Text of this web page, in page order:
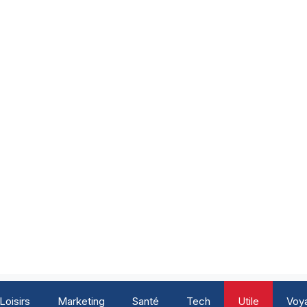
Loisirs Marketing Santé Tech Utile